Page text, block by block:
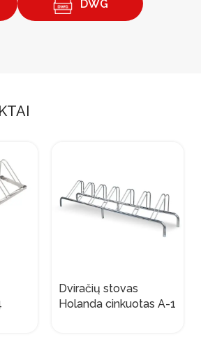
DWG
Dviračių stovas
Holanda cinkuotas A-1